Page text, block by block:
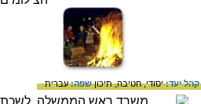
קהל יעד:יסודי,חטיבה,תיכוןשפה:עברית